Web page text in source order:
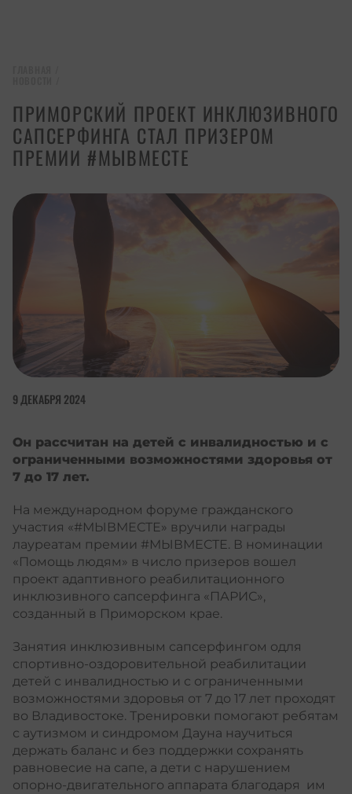
ПРИМОРСКИЙ ПРОЕКТ ИНКЛЮЗИВНОГО
САПСЕРФИНГА СТАЛ ПРИЗЕРОМ
ПРЕМИИ #МЫВМЕСТЕ
9 ДЕКАБРЯ 2024
Он рассчитан на детей с инвалидностью и с
ограниченными возможностями здоровья от
7 до 17 лет.
На международном форуме гражданского
участия «#МЫВМЕСТЕ» вручили награды
лауреатам премии #МЫВМЕСТЕ. В номинации
«Помощь людям» в число призеров вошел
проект адаптивного реабилитационного
инклюзивного сапсерфинга «ПАРИС»,
созданный в Приморском крае.
Занятия инклюзивным сапсерфингом oдля
спортивно-оздоровительной реабилитации
детей с инвалидностью и с ограниченными
возможностями здоровья от 7 до 17 лет проходят
во Владивостоке. Тренировки помогают ребятам
с аутизмом и синдромом Дауна научиться
держать баланс и без поддержки сохранять
равновесие на сапе, а дети с нарушением
опорно-двигательного аппарата благодаря им